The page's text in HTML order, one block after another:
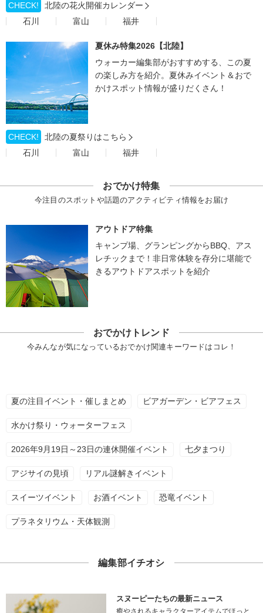
CHECK!
北陸の花火開催カレンダー
石川
富山 福井
夏休み特集2026【北陸】
ウォーカー編集部がおすすめする、この夏
の楽しみ方を紹介。夏休みイベント＆おで
かけスポット情報が盛りだくさん！
CHECK!
北陸の夏祭りはこちら
石川
富山 福井
おでかけ特集
今注目のスポットや話題のアクティビティ情報をお届け
アウトドア特集
キャンプ場、グランピングからBBQ、アス
レチックまで！非日常体験を存分に堪能で
きるアウトドアスポットを紹介
おでかけトレンド
今みんなが気になっているおでかけ関連キーワードはコレ！
夏の注目イベント・催しまとめ ビアガーデン・ビアフェス
水かけ祭り・ウォーターフェス
2026年9月19日～23日の連休開催イベント 七夕まつり
アジサイの見頃 リアル謎解きイベント
スイーツイベント お酒イベント 恐竜イベント
プラネタリウム・天体観測
編集部イチオシ
スヌーピーたちの最新ニュース